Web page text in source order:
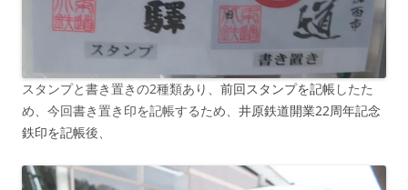
スタンプと書き置きの2種類あり、 前回スタンプを記帳したた
め、今回書き置き印を記帳するため、 井原鉄道開業22周年記念
鉄印を記帳後、